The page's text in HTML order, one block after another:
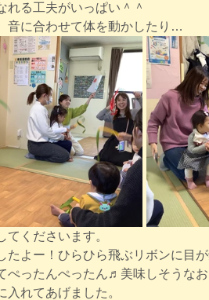
れる工夫がいっぱい＾＾
音に合わせて体を動かしたり…
くださいます。
たよー！ひらひら飛ぶリボンに目
ぺったんぺったん♬美味しそうな
れてあげました。